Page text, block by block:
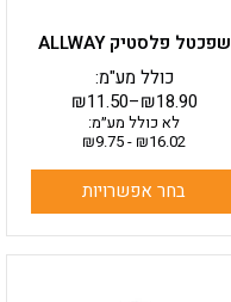
שפכטל פלסטיק ALLWAY
₪11.50–₪18.90
כולל מע"מ:
לא כולל מע״מ:
₪16.02
-
₪9.75
בחר אפשרויות